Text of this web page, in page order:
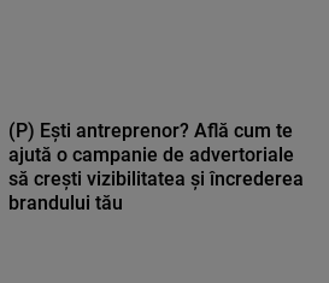
(P) Ești antreprenor? Află cum te
ajută o campanie de advertoriale
să crești vizibilitatea și încrederea
brandului tău